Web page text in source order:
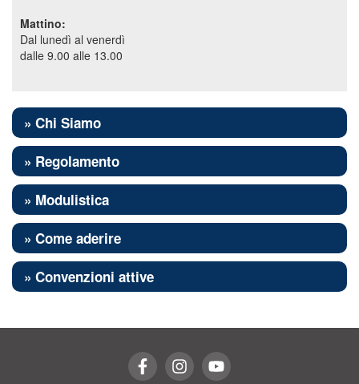
Mattino:
Dal lunedì al venerdì
dalle 9.00 alle 13.00
» Chi Siamo
» Regolamento
» Modulistica
» Come aderire
» Convenzioni attive